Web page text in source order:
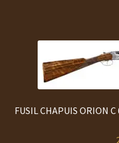
FUSIL CHAPUIS ORION